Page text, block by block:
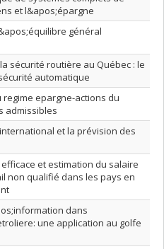
et l&apos;épargne
général
sécurité routière au Québec : le
automatique
epargne-actions du
admissibles
et la prévision des
et estimation du salaire
non qualifié dans les pays en
dans
une application au golfe